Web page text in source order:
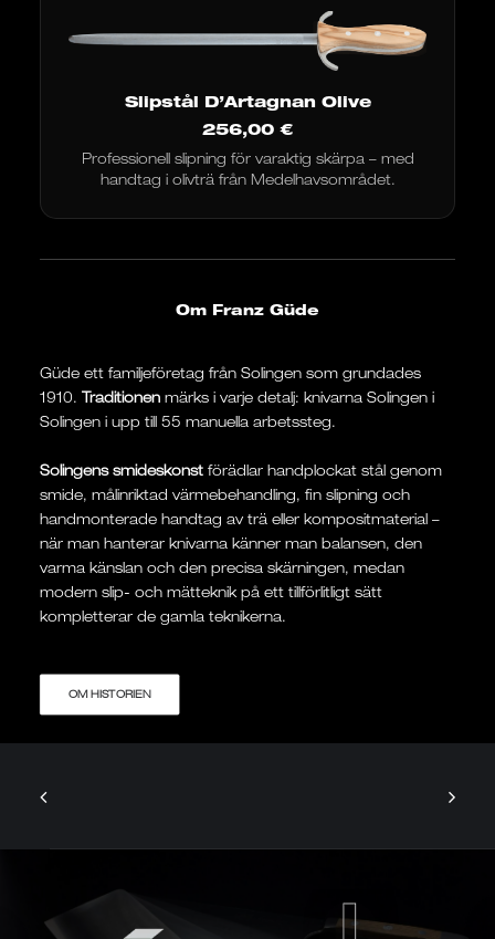
Slipstål D’Artagnan Olive
256,00 €
Professionell slipning för varaktig skärpa – med
handtag i olivträ från Medelhavsområdet.
Om Franz Güde
Güde ett familjeföretag från Solingen som grundades
1910. Traditionen märks i varje detalj: knivarna Solingen i
Solingen i upp till 55 manuella arbetssteg.
Solingens smideskonst förädlar handplockat stål genom
smide, målinriktad värmebehandling, fin slipning och
handmonterade handtag av trä eller kompositmaterial –
när man hanterar knivarna känner man balansen, den
varma känslan och den precisa skärningen, medan
modern slip- och mätteknik på ett tillförlitligt sätt
kompletterar de gamla teknikerna.
OM HISTORIEN